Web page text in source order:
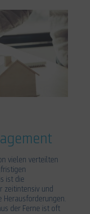
vielen verteilten
ist die
zeitintensiv und
Herausforderungen.
der Ferne ist oft